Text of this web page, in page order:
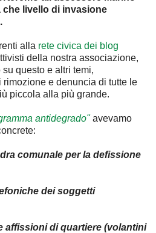
che livello di invasione
alla rete civica dei blog
della nostra associazione,
questo e altri temi,
e denuncia di tutte le
piccola alla più grande.
antidegrado"avevamo
comunale per la defissione
dei soggetti
affissioni di quartiere (volantini